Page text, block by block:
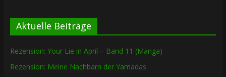
Aktuelle Beiträge
Rezension: Your Lie in April – Band 11 (Manga)
Rezension: Meine Nachbarn der Yamadas